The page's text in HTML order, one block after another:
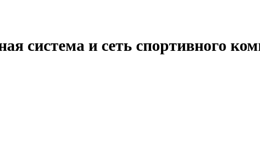
система и сеть спортивного